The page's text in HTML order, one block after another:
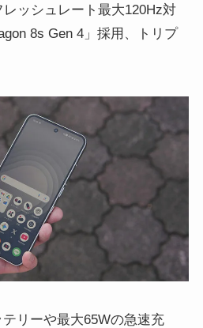
ッシュレート最大120Hz対
8s Gen 4」採用、トリプ
リーや最大65Wの急速充